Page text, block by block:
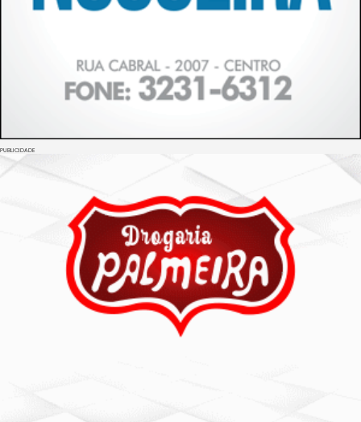
PUBLICIDADE